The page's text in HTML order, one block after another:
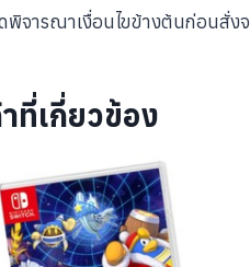
พิจารณาเงื่อนไขข้างต้นก่อนสั่ง
ที่เกี่ยวข้อง